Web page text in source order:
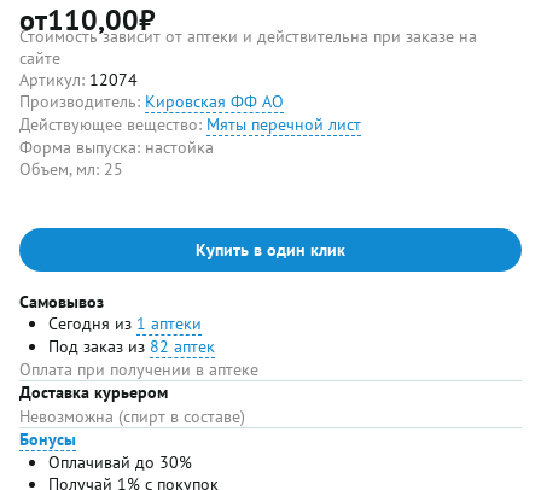
от110,00₽
Стоимость зависит от аптеки и действительна при заказе на
сайте
Артикул: 12074
Производитель: Кировская ФФ АО
Действующее вещество: Мяты перечной лист
Форма выпуска: настойка
Объем, мл: 25
Купить в один клик
Самовывоз
Сегодня из 1 аптеки
Под заказ из 82 аптек
Оплата при получении в аптеке
Доставка курьером
Невозможна (спирт в составе)
Бонусы
Оплачивай до 30%
Получай 1% с покупок